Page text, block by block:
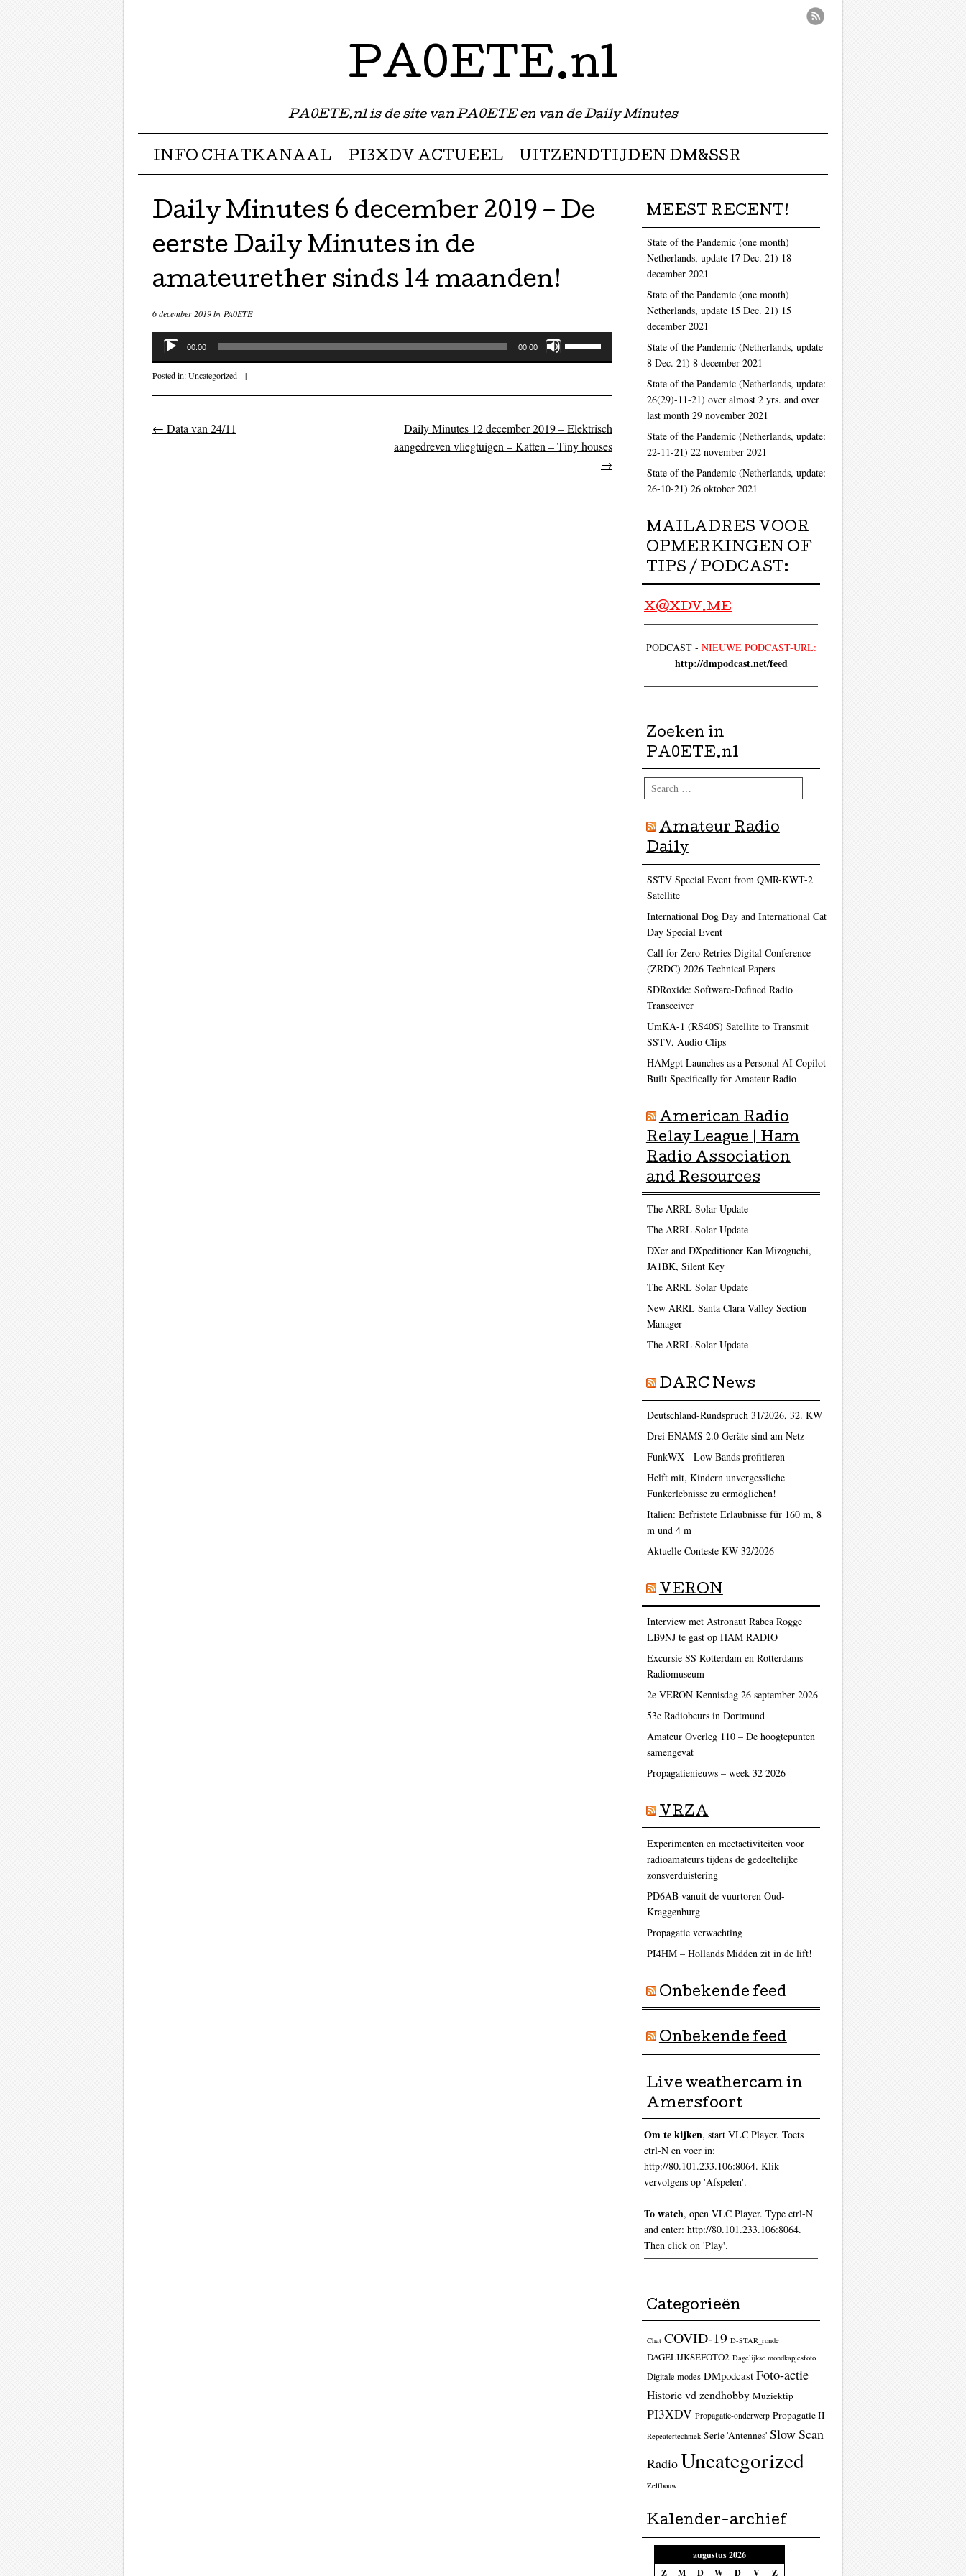
PA0ETE.nl
PA0ETE.nl is de site van PA0ETE en van de Daily Minutes
Menu ☰
Skip to content
INFO CHATKANAAL PI3XDV ACTUEEL UITZENDTIJDEN DM&SSR
Daily Minutes 6 december 2019 – De
eerste Daily Minutes in de
amateurether sinds 14 maanden!
6 december 2019by PA0ETE
Audiospeler
00:00 00:00
Omhoog/Omlaag
om
volume
te
verhogen
Posted in:Uncategorized |
Post navigation
← Data van 24/11
Daily Minutes 12 december 2019 – Elektrisch
aangedreven vliegtuigen – Katten – Tiny houses
→
MEEST RECENT!
State of the Pandemic (one month)
Netherlands, update 17 Dec. 21) 18
december 2021
State of the Pandemic (one month)
Netherlands, update 15 Dec. 21) 15
december 2021
State of the Pandemic (Netherlands, update
8 Dec. 21) 8 december 2021
State of the Pandemic (Netherlands, update:
26(29)-11-21) over almost 2 yrs. and over
last month 29 november 2021
State of the Pandemic (Netherlands, update:
22-11-21) 22 november 2021
State of the Pandemic (Netherlands, update:
26-10-21) 26 oktober 2021
MAILADRES VOOR
OPMERKINGEN OF
TIPS / PODCAST:
X@XDV.ME
PODCAST - NIEUWE PODCAST-URL:
http://dmpodcast.net/feed
Zoeken in
PA0ETE.nl
Search
Amateur Radio
Daily
SSTV Special Event from QMR-KWT-2
Satellite
International Dog Day and International Cat
Day Special Event
Call for Zero Retries Digital Conference
(ZRDC) 2026 Technical Papers
SDRoxide: Software-Defined Radio
Transceiver
UmKA-1 (RS40S) Satellite to Transmit
SSTV, Audio Clips
HAMgpt Launches as a Personal AI Copilot
Built Specifically for Amateur Radio
American Radio
Relay League | Ham
Radio Association
and Resources
The ARRL Solar Update
The ARRL Solar Update
DXer and DXpeditioner Kan Mizoguchi,
JA1BK, Silent Key
The ARRL Solar Update
New ARRL Santa Clara Valley Section
Manager
The ARRL Solar Update
DARC News
Deutschland-Rundspruch 31/2026, 32. KW
Drei ENAMS 2.0 Geräte sind am Netz
FunkWX - Low Bands profitieren
Helft mit, Kindern unvergessliche
Funkerlebnisse zu ermöglichen!
Italien: Befristete Erlaubnisse für 160 m, 8
m und 4 m
Aktuelle Conteste KW 32/2026
VERON
Interview met Astronaut Rabea Rogge
LB9NJ te gast op HAM RADIO
Excursie SS Rotterdam en Rotterdams
Radiomuseum
2e VERON Kennisdag 26 september 2026
53e Radiobeurs in Dortmund
Amateur Overleg 110 – De hoogtepunten
samengevat
Propagatienieuws – week 32 2026
VRZA
Experimenten en meetactiviteiten voor
radioamateurs tijdens de gedeeltelijke
zonsverduistering
PD6AB vanuit de vuurtoren Oud-
Kraggenburg
Propagatie verwachting
PI4HM – Hollands Midden zit in de lift!
Onbekende feed
Onbekende feed
Live weathercam in
Amersfoort
Om te kijken, start VLC Player. Toets
ctrl-N en voer in:
http://80.101.233.106:8064. Klik
vervolgens op 'Afspelen'.
To watch, open VLC Player. Type ctrl-N
and enter: http://80.101.233.106:8064.
Then click on 'Play'.
Categorieën
Chat COVID-19 D-STAR_ronde
DAGELIJKSEFOTO2 Dagelijkse mondkapjesfoto
Digitale modes DMpodcast Foto-actie
Historie vd zendhobby Muziektip
PI3XDV Propagatie-onderwerp Propagatie II
Repeatertechniek Serie 'Antennes' Slow Scan
RadioUncategorized
Zelfbouw
Kalender-archief
augustus 2026
Z
M D W D V Z